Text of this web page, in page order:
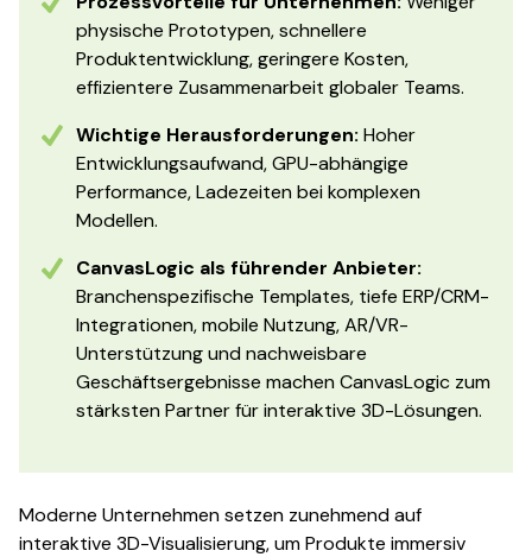
physische Prototypen, schnellere
Produktentwicklung, geringere Kosten,
effizientere Zusammenarbeit globaler Teams.
Wichtige Herausforderungen: Hoher
Entwicklungsaufwand, GPU-abhängige
Performance, Ladezeiten bei komplexen
Modellen.
CanvasLogic als führender Anbieter:
Branchenspezifische Templates, tiefe ERP/CRM-
Integrationen, mobile Nutzung, AR/VR-
Unterstützung und nachweisbare
Geschäftsergebnisse machen CanvasLogic zum
stärksten Partner für interaktive 3D-Lösungen.
Moderne Unternehmen setzen zunehmend auf
interaktive 3D-Visualisierung, um Produkte immersiv